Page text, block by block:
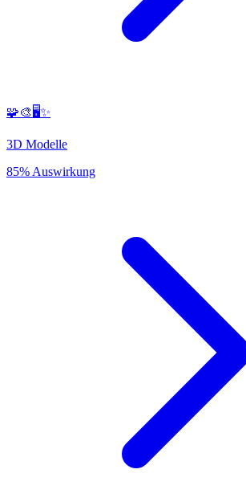
🧩🎨🖥️✨
3D Modelle
85% Auswirkung